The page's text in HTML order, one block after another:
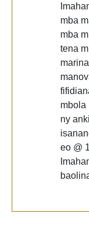
mba
mba
tena
mbola
ny
eo @